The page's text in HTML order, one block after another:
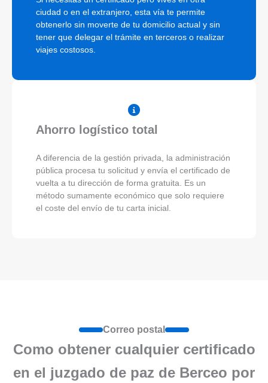
ciudad o en el extranjero, esta vía te permite
obtenerlo sin moverte de tu domicilio actual y sin
tener que delegar el trámite en terceros o realizar
viajes costosos.
Ahorro logístico total
A diferencia de la gestión privada, la administración
pública procesa tu solicitud y envía el certificado de
vuelta a tu dirección de forma gratuita. Es un
método sumamente económico que solo requiere
el coste del envío de tu carta inicial.
Correo postal
Como obtener cualquier certificado
en el juzgado de paz de Berceo por